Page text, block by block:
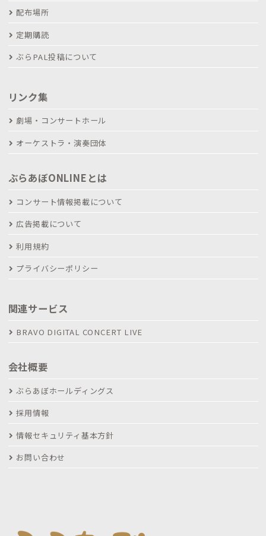
配布場所
定期購読
ぶらPAL投稿について
リンク集
劇場・コンサートホール
オーケストラ・演奏団体
ぶらあぼONLINEとは
コンサート情報掲載について
広告掲載について
利用規約
プライバシーポリシー
関連サービス
BRAVO DIGITAL CONCERT LIVE
会社概要
ぶらあぼホールディングス
採用情報
情報セキュリティ基本方針
お問い合わせ